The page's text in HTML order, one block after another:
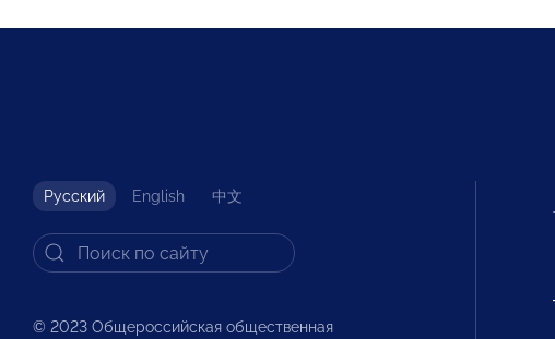
Русский English 中文
© 2023 Общероссийская общественная